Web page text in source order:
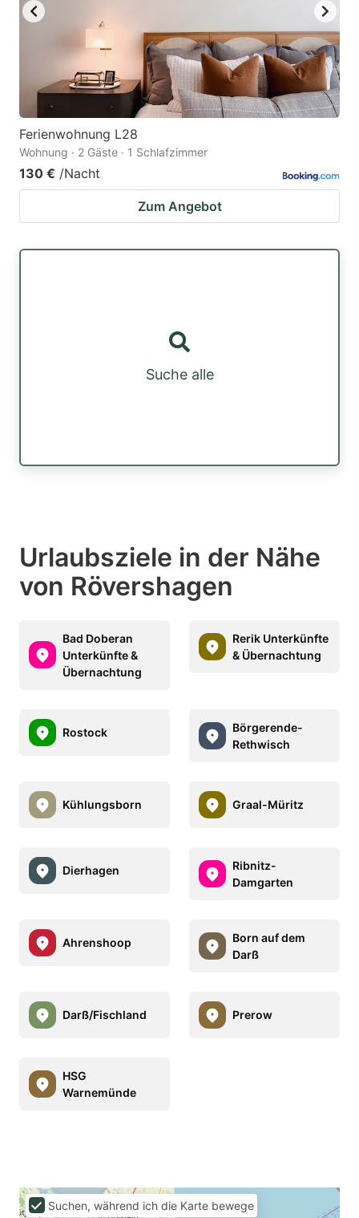
Ferienwohnung L28
Wohnung · 2 Gäste · 1 Schlafzimmer
130 € /Nacht
Zum Angebot
Suche alle
Urlaubsziele in der Nähe
von Rövershagen
Bad Doberan
Unterkünfte &
Übernachtung
Rerik Unterkünfte
& Übernachtung
Rostock
Börgerende-
Rethwisch
Kühlungsborn Graal-Müritz
Dierhagen
Ribnitz-
Damgarten
Ahrenshoop
Born auf dem
Darß
Darß/Fischland Prerow
HSG
Warnemünde
Suchen, während ich die Karte bewege